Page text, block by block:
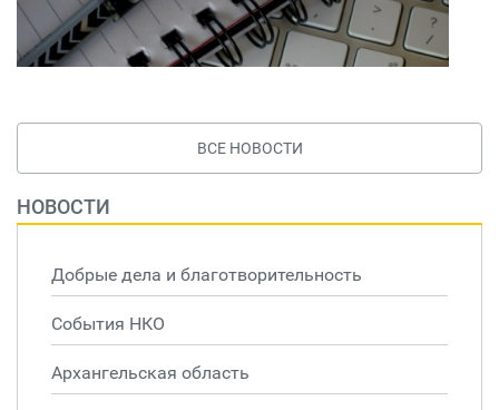
ВСЕ НОВОСТИ
НОВОСТИ
Добрые дела и благотворительность
События НКО
Архангельская область